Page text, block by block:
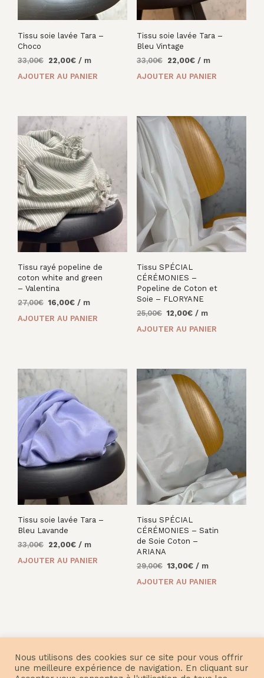
Tissu soie lavée Tara –
Choco
33,00€ Le
22,00€Le/ m
AJOUTER AU PANIER
Tissu soie lavée Tara –
Bleu Vintage
33,00€
Le
22,00€Le/ m
AJOUTER AU PANIER
Tissu rayé popeline de
coton white and green
– Valentina
27,00€ Le
16,00€Le/ m
AJOUTER AU PANIER
Tissu SPÉCIAL
CÉRÉMONIES –
Popeline de Coton et
Soie – FLORYANE
25,00€ Le
12,00€Le/ m
AJOUTER AU PANIER
Tissu soie lavée Tara –
Bleu Lavande
33,00€ Le
22,00€Le/ m
AJOUTER AU PANIER
Tissu SPÉCIAL
CÉRÉMONIES – Satin
de Soie Coton –
ARIANA
29,00€ Le
13,00€Le/ m
AJOUTER AU PANIER
Nous utilisons des cookies sur ce site pour vous offrir
une meilleure expérience de navigation. En cliquant sur